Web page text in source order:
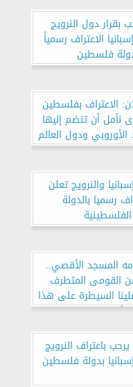
بقرار دول النرويج
الاعتراف رسمياً
فلسطين
الاعتراف بفلسطين
نأمل أن تنضم إليها
الأوروبي ودول العالم
والنرويج تعلن
رسميا بالدولة
الفلسطينية
المسجد الأقصي..
القومى المتطرف
السيطرة على هذا
أهمية على الإطلاق”
باعتراف النرويج
بدولة فلسطين